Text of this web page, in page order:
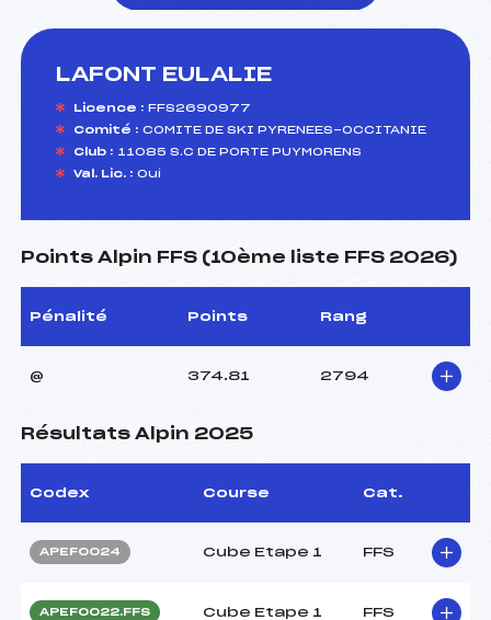
LAFONT EULALIE
Licence : FFS2690977
Comité : COMITE DE SKI PYRENEES-OCCITANIE
Club : 11085 S.C DE PORTE PUYMORENS
Val. Lic. : Oui
Points Alpin FFS (10ème liste FFS 2026)
Pénalité Points Rang
@ 374.81 2794
Résultats Alpin 2025
Codex Course Cat.
APEF0024 Cube Etape 1 FFS
APEF0022.FFS Cube Etape 1 FFS